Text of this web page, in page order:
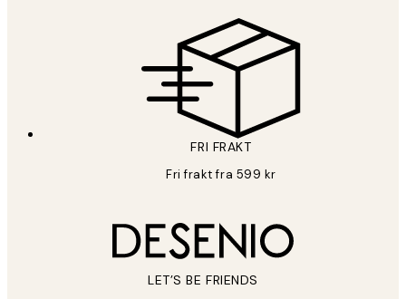
FRI FRAKT
Fri frakt fra 599 kr
LET’S BE FRIENDS